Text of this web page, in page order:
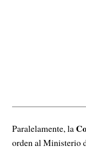
Paralelamente, la
orden al Ministerio